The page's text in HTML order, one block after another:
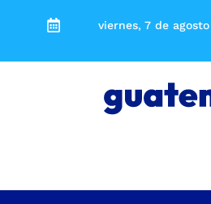
viernes, 7 de